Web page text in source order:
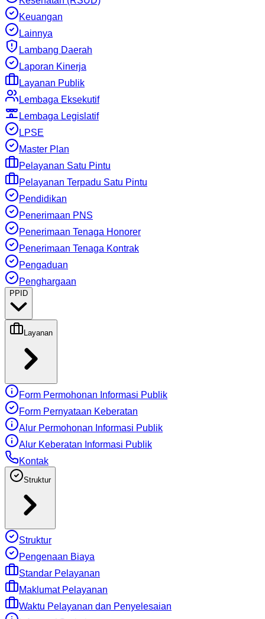
Keuangan
Lainnya
Lambang Daerah
Laporan Kinerja
Layanan Publik
Lembaga Eksekutif
Lembaga Legislatif
LPSE
Master Plan
Pelayanan Satu Pintu
Pelayanan Terpadu Satu Pintu
Pendidikan
Penerimaan PNS
Penerimaan Tenaga Honorer
Penerimaan Tenaga Kontrak
Pengaduan
Penghargaan
PPID
Layanan
Form Permohonan Informasi Publik
Form Pernyataan Keberatan
Alur Permohonan Informasi Publik
Alur Keberatan Informasi Publik
Kontak
Struktur
Struktur
Pengenaan Biaya
Standar Pelayanan
Maklumat Pelayanan
Waktu Pelayanan dan Penyelesaian